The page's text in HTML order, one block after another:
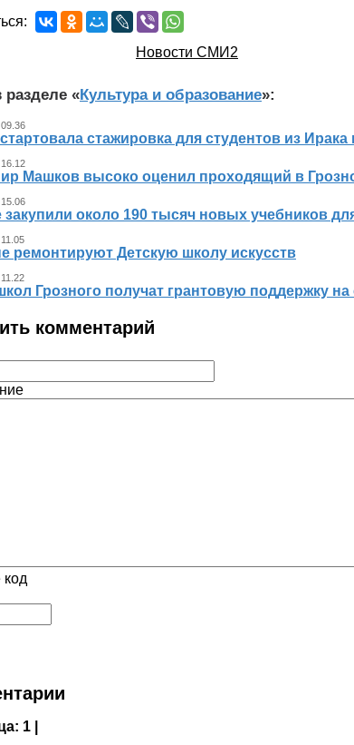
Новости СМИ2
разделе «Культура и образование»:
стажировка для студентов из
Машков высоко оценил проходящий в
закупили около 190 тысяч новых учебников
ремонтируют Детскую школу искусств
Грозного получат грантовую поддержку
комментарий
код
1 |